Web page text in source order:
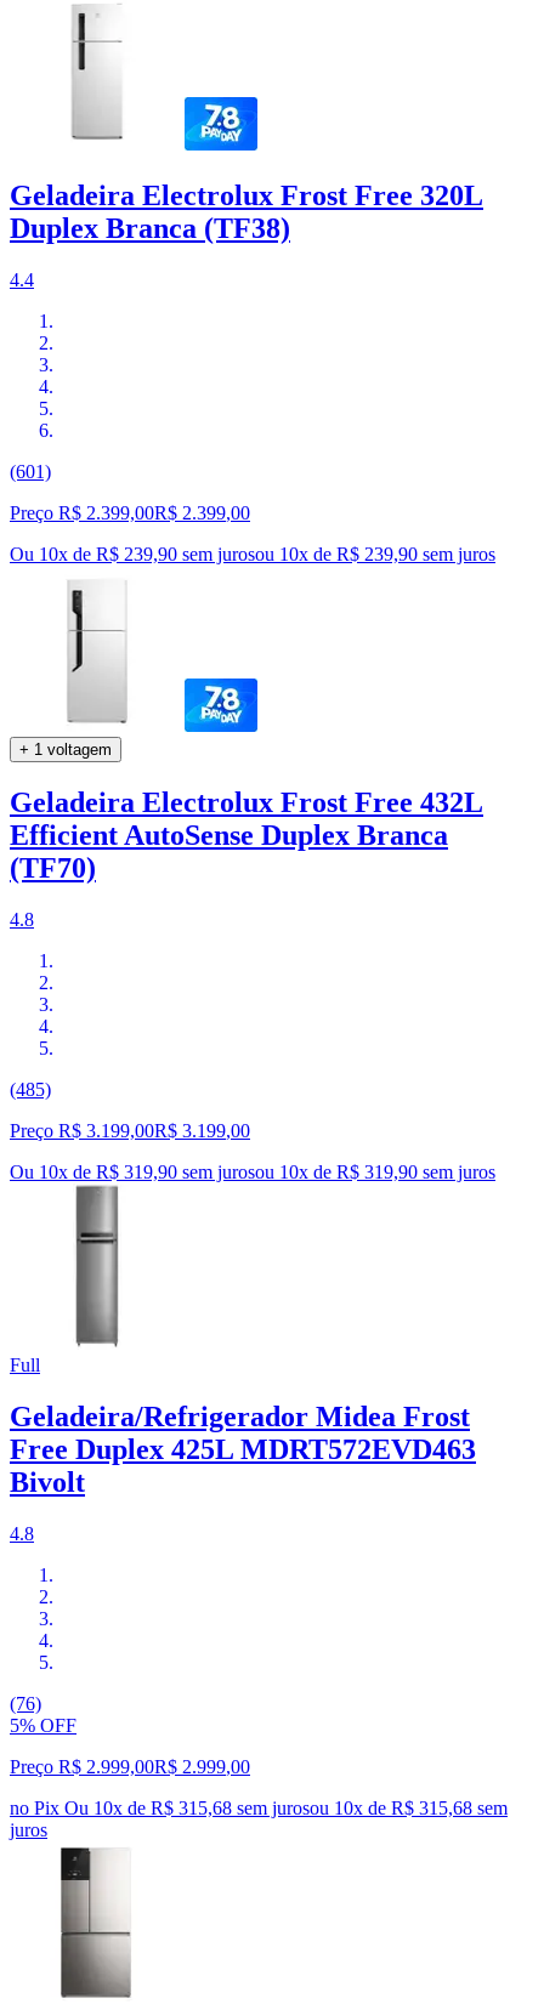
Geladeira Electrolux Frost Free 320L
Duplex Branca (TF38)
4.4
(601)
Preço R$ 2.399,00R$ 2.399,00
Ou 10x de R$ 239,90 sem jurosou 10x de R$ 239,90 sem juros
+ 1 voltagem
Geladeira Electrolux Frost Free 432L
Efficient AutoSense Duplex Branca
(TF70)
4.8
(485)
Preço R$ 3.199,00R$ 3.199,00
Ou 10x de R$ 319,90 sem jurosou 10x de R$ 319,90 sem juros
Full
Geladeira/Refrigerador Midea Frost
Free Duplex 425L MDRT572EVD463
Bivolt
4.8
(76)
5% OFF
Preço R$ 2.999,00R$ 2.999,00
no Pix Ou 10x de R$ 315,68 sem jurosou 10x de R$ 315,68 sem
juros